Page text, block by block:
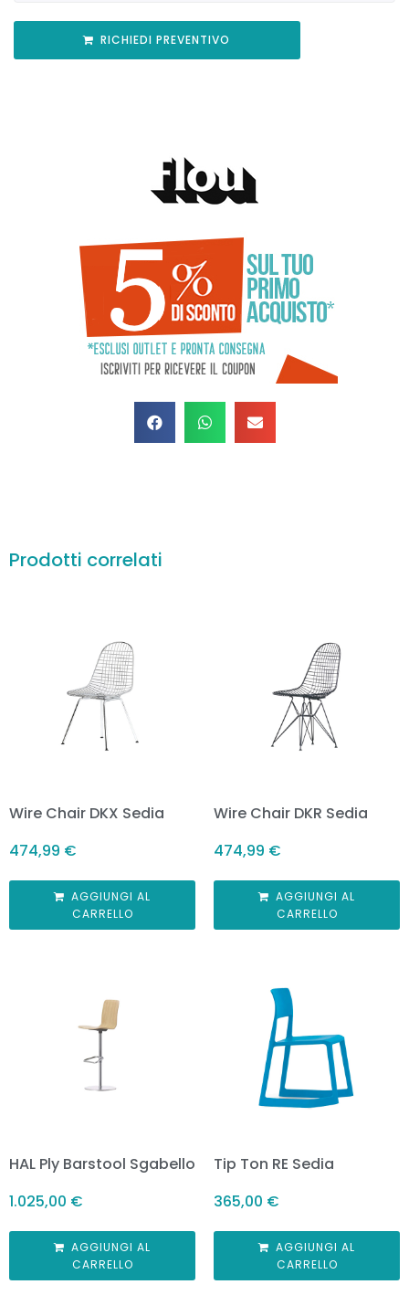
RICHIEDI PREVENTIVO
Prodotti correlati
Wire Chair DKX Sedia
474,99 €
AGGIUNGI AL
CARRELLO
Wire Chair DKR Sedia
474,99 €
AGGIUNGI AL
CARRELLO
HAL Ply Barstool Sgabello
1.025,00 €
AGGIUNGI AL
CARRELLO
Tip Ton RE Sedia
365,00 €
AGGIUNGI AL
CARRELLO